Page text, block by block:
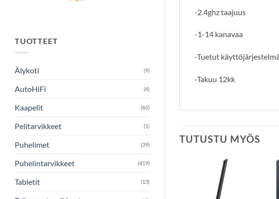
TUOTTEET
Älykoti (9)
AutoHiFi (6)
Kaapelit (65)
Pelitarvikkeet (1)
Puhelimet (39)
Puhelintarvikkeet (419)
Tabletit (13)
-2.4ghz taajuus
-1-14 kanavaa
-Tuetut
-Takuu 12kk
TUTUSTU MYÖS